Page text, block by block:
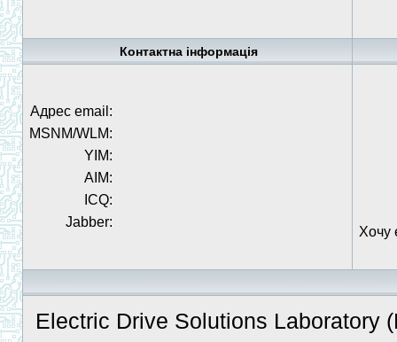
Контактна інформація
Адрес email:
MSNM/WLM:
YIM:
AIM:
ICQ:
Jabber:
Хочу
Electric Drive Solutions Laboratory